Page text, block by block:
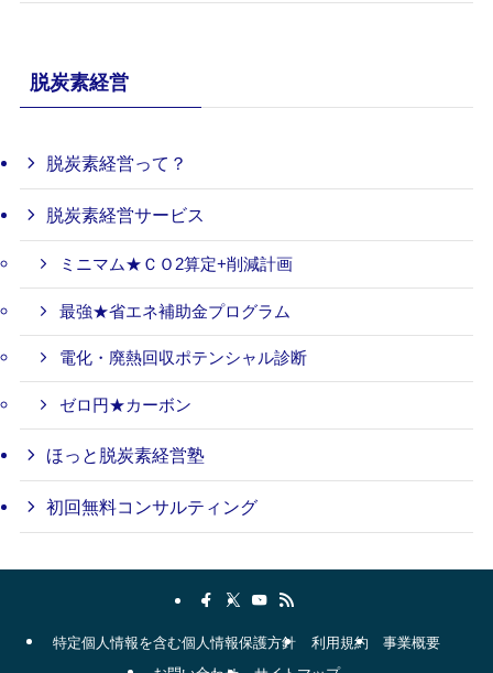
脱炭素経営
脱炭素経営って？
脱炭素経営サービス
ミニマム★ＣＯ2算定+削減計画
最強★省エネ補助金プログラム
電化・廃熱回収ポテンシャル診断
ゼロ円★カーボン
ほっと脱炭素経営塾
初回無料コンサルティング
特定個人情報を含む個人情報保護方針 利用規約
事業概要